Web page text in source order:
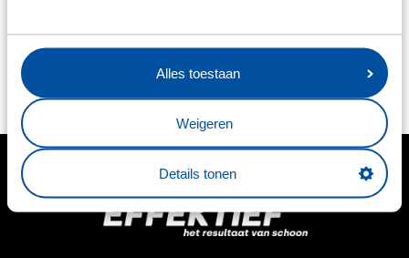
Alles toestaan
Weigeren
Details tonen
heerenveen.nl, vermeld altijd uw ordernummer in de
mail. Let op; Bedrukte en afgeprijsde artikelen mogen
niet worden geruild.
HOOFDSPONSOR